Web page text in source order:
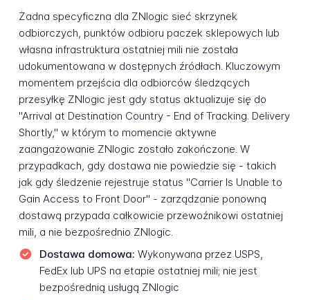
Żadna specyficzna dla ZNlogic sieć skrzynek
odbiorczych, punktów odbioru paczek sklepowych lub
własna infrastruktura ostatniej mili nie została
udokumentowana w dostępnych źródłach. Kluczowym
momentem przejścia dla odbiorców śledzących
przesyłkę ZNlogic jest gdy status aktualizuje się do
"Arrival at Destination Country - End of Tracking. Delivery
Shortly," w którym to momencie aktywne
zaangażowanie ZNlogic zostało zakończone. W
przypadkach, gdy dostawa nie powiedzie się - takich
jak gdy śledzenie rejestruje status "Carrier Is Unable to
Gain Access to Front Door" - zarządzanie ponowną
dostawą przypada całkowicie przewoźnikowi ostatniej
mili, a nie bezpośrednio ZNlogic.
Dostawa domowa: Wykonywana przez USPS,
FedEx lub UPS na etapie ostatniej mili; nie jest
bezpośrednią usługą ZNlogic